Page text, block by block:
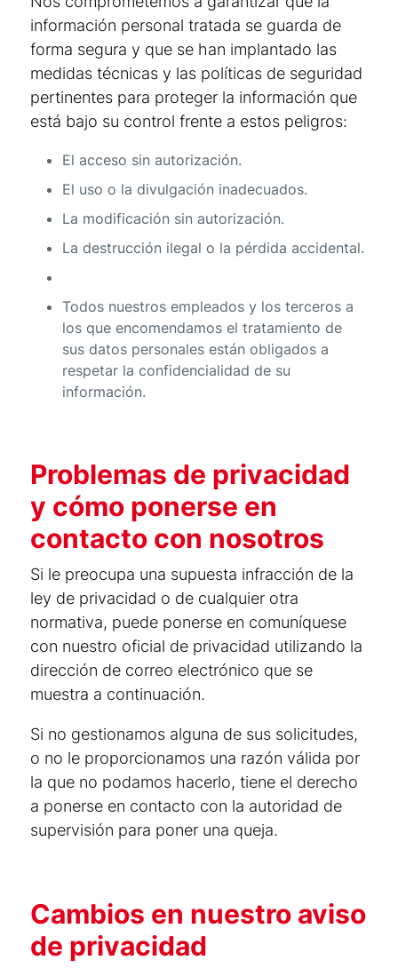
información personal tratada se guarda de
forma segura y que se han implantado las
medidas técnicas y las políticas de seguridad
pertinentes para proteger la información que
está bajo su control frente a estos peligros:
El acceso sin autorización.
El uso o la divulgación inadecuados.
La modificación sin autorización.
La destrucción ilegal o la pérdida accidental.
Todos nuestros empleados y los terceros a
los que encomendamos el tratamiento de
sus datos personales están obligados a
respetar la confidencialidad de su
información.
Problemas de privacidad
y cómo ponerse en
contacto con nosotros
Si le preocupa una supuesta infracción de la
ley de privacidad o de cualquier otra
normativa, puede ponerse en comuníquese
con nuestro oficial de privacidad utilizando la
dirección de correo electrónico que se
muestra a continuación.
Si no gestionamos alguna de sus solicitudes,
o no le proporcionamos una razón válida por
la que no podamos hacerlo, tiene el derecho
a ponerse en contacto con la autoridad de
supervisión para poner una queja.
Cambios en nuestro aviso
de privacidad